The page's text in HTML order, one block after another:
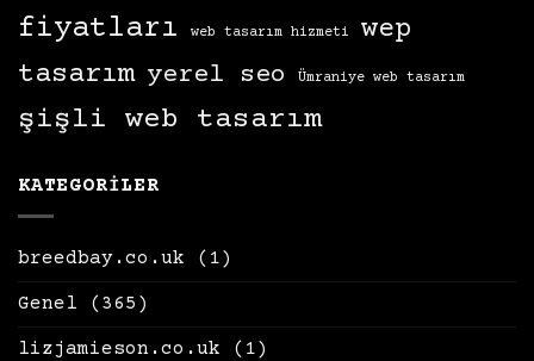
fiyatları
web tasarım hizmeti
wep
tasarım yerel seo Ümraniye web tasarım
şişli web tasarım
KATEGORILER
breedbay.co.uk (1)
Genel (365)
lizjamieson.co.uk (1)